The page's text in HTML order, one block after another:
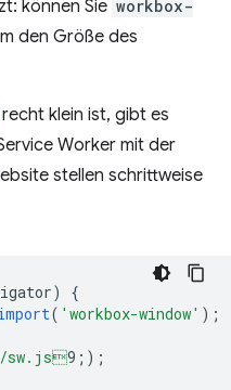
können Sie workbox-
den Größe des
recht klein ist, gibt es
Worker mit der
stellen schrittweise
)
{
( 'workbox-window' );
9; );